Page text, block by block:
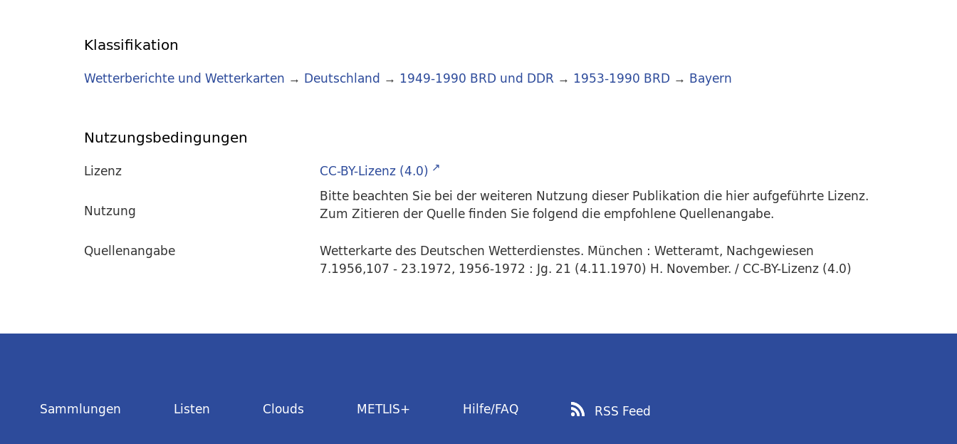
Klassifikation
Wetterberichte und Wetterkarten → Deutschland → 1949-1990 BRD und DDR → 1953-1990 BRD → Bayern
Nutzungsbedingungen
Lizenz
CC-BY-Lizenz (4.0)
Nutzung
Bitte beachten Sie bei der weiteren Nutzung dieser Publikation die hier aufgeführte Lizenz.
Zum Zitieren der Quelle finden Sie folgend die empfohlene Quellenangabe.
Quellenangabe
Wetterkarte des Deutschen Wetterdienstes. München : Wetteramt, Nachgewiesen
7.1956,107 - 23.1972, 1956-1972 : Jg. 21 (4.11.1970) H. November. / CC-BY-Lizenz (4.0)
Sammlungen Listen Clouds METLIS+ Hilfe/FAQ RSS Feed